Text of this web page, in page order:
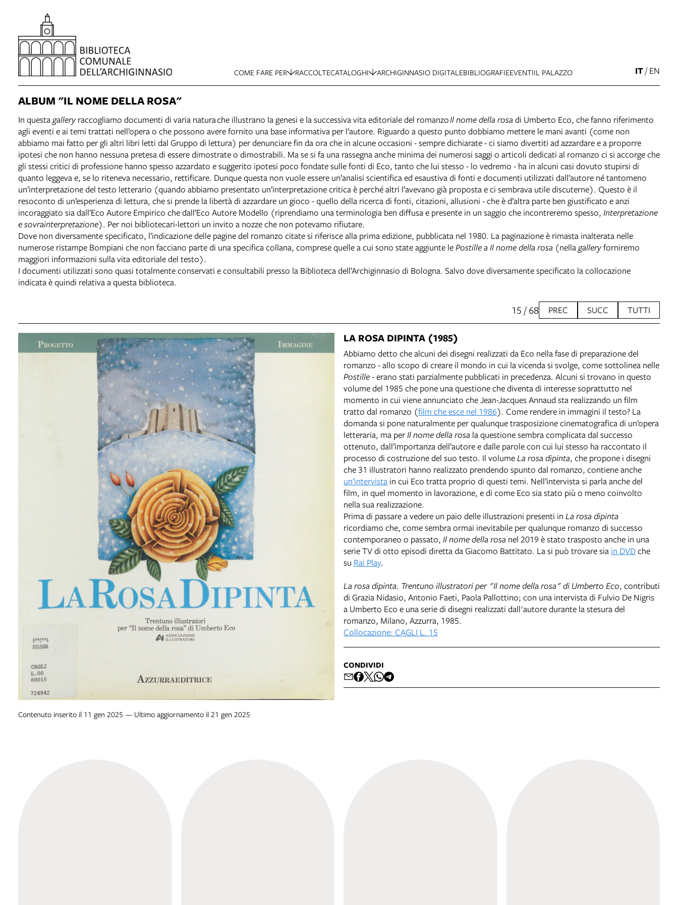
COME FARE PER RACCOLTECATALOGHI ARCHIGINNASIO DIGITALEBIBLIOGRAFIEEVENTIIL PALAZZO IT/EN
ALBUM "IL NOME DELLA ROSA"
In questagallery raccogliamo documenti di varia natura che illustrano la genesi e la successiva vita editoriale del romanzoIl nome della rosa di Umberto Eco, che fanno riferimento
agli eventi e ai temi trattati nell’opera o che possono avere fornito una base informativa per l’autore. Riguardo a questo punto dobbiamo mettere le mani avanti (come non
abbiamo mai fatto per gli altri libri letti dal Gruppo di lettura) per denunciare fin da ora che in alcune occasioni - sempre dichiarate - ci siamo divertiti ad azzardare e a proporre
ipotesi che non hanno nessuna pretesa di essere dimostrate o dimostrabili. Ma se si fa una rassegna anche minima dei numerosi saggi o articoli dedicati al romanzo ci si accorge che
gli stessi critici di professione hanno spesso azzardato e suggerito ipotesi poco fondate sulle fonti di Eco, tanto che lui stesso - lo vedremo - ha in alcuni casi dovuto stupirsi di
quanto leggeva e, se lo riteneva necessario, rettificare. Dunque questa non vuole essere un’analisi scientifica ed esaustiva di fonti e documenti utilizzati dall’autore né tantomeno
un’interpretazione del testo letterario (quando abbiamo presentato un’interpretazione critica è perché altri l’avevano già proposta e ci sembrava utile discuterne). Questo è il
resoconto di un’esperienza di lettura, che si prende la libertà di azzardare un gioco - quello della ricerca di fonti, citazioni, allusioni - che è d’altra parte ben giustificato e anzi
incoraggiato sia dall’Eco Autore Empirico che dall’Eco Autore Modello (riprendiamo una terminologia ben diffusa e presente in un saggio che incontreremo spesso, Interpretazione
e sovrainterpretazione). Per noi bibliotecari-lettori un invito a nozze che non potevamo rifiutare.
Dove non diversamente specificato, l’indicazione delle pagine del romanzo citate si riferisce alla prima edizione, pubblicata nel 1980. La paginazione è rimasta inalterata nelle
numerose ristampe Bompiani che non facciano parte di una specifica collana, comprese quelle a cui sono state aggiunte lePostille a Il nome della rosa (nellagalleryforniremo
maggiori informazioni sulla vita editoriale del testo).
I documenti utilizzati sono quasi totalmente conservati e consultabili presso la Biblioteca dell’Archiginnasio di Bologna. Salvo dove diversamente specificato la collocazione
indicata è quindi relativa a questa biblioteca.
15 / 68 PREC SUCC TUTTI
Contenuto inserito il 11 gen 2025 — Ultimo aggiornamento il 21 gen 2025
LA ROSA DIPINTA (1985)
Abbiamo detto che alcuni dei disegni realizzati da Eco nella fase di preparazione del
romanzo - allo scopo di creare il mondo in cui la vicenda si svolge, come sottolinea nelle
Postille- erano stati parzialmente pubblicati in precedenza. Alcuni si trovano in questo
volume del 1985 che pone una questione che diventa di interesse soprattutto nel
momento in cui viene annunciato che Jean-Jacques Annaud sta realizzando un film
tratto dal romanzo (film che esce nel 1986). Come rendere in immagini il testo? La
domanda si pone naturalmente per qualunque trasposizione cinematografica di un’opera
letteraria, ma perIl nome della rosa la questione sembra complicata dal successo
ottenuto, dall’importanza dell’autore e dalle parole con cui lui stesso ha raccontato il
processo di costruzione del suo testo. Il volumeLa rosa dipinta, che propone i disegni
che 31 illustratori hanno realizzato prendendo spunto dal romanzo, contiene anche
un’intervista in cui Eco tratta proprio di questi temi. Nell’intervista si parla anche del
film, in quel momento in lavorazione, e di come Eco sia stato più o meno coinvolto
nella sua realizzazione.
Prima di passare a vedere un paio delle illustrazioni presenti in La rosa dipinta
ricordiamo che, come sembra ormai inevitabile per qualunque romanzo di successo
contemporaneo o passato, Il nome della rosa nel 2019 è stato trasposto anche in una
serie TV di otto episodi diretta da Giacomo Battitato. La si può trovare sia in DVDche
su Rai Play.
La rosa dipinta. Trentuno illustratori per "Il nome della rosa" di Umberto Eco, contributi
di Grazia Nidasio, Antonio Faeti, Paola Pallottino; con una intervista di Fulvio De Nigris
a Umberto Eco e una serie di disegni realizzati dall'autore durante la stesura del
romanzo, Milano, Azzurra, 1985.
Collocazione: CAGLI L. 15
CONDIVIDI